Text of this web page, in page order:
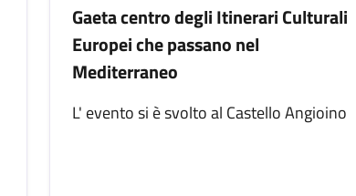
Gaeta centro degli Itinerari Culturali
Europei che passano nel
Mediterraneo
L' evento si è svolto al Castello Angioino